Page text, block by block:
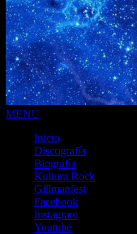
MENU
Inicio
Discografía
Biografía
Kultura Rock
Gillmanfest
Facebook
Instagram
Youtube